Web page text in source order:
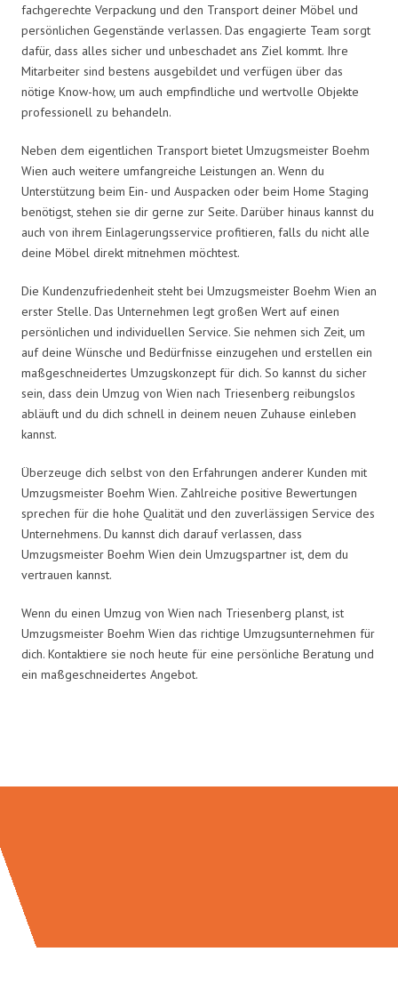
fachgerechte Verpackung und den Transport deiner Möbel und
persönlichen Gegenstände verlassen. Das engagierte Team sorgt
dafür, dass alles sicher und unbeschadet ans Ziel kommt. Ihre
Mitarbeiter sind bestens ausgebildet und verfügen über das
nötige Know-how, um auch empfindliche und wertvolle Objekte
professionell zu behandeln.
Neben dem eigentlichen Transport bietet Umzugsmeister Boehm
Wien auch weitere umfangreiche Leistungen an. Wenn du
Unterstützung beim Ein- und Auspacken oder beim Home Staging
benötigst, stehen sie dir gerne zur Seite. Darüber hinaus kannst du
auch von ihrem Einlagerungsservice profitieren, falls du nicht alle
deine Möbel direkt mitnehmen möchtest.
Die Kundenzufriedenheit steht bei Umzugsmeister Boehm Wien an
erster Stelle. Das Unternehmen legt großen Wert auf einen
persönlichen und individuellen Service. Sie nehmen sich Zeit, um
auf deine Wünsche und Bedürfnisse einzugehen und erstellen ein
maßgeschneidertes Umzugskonzept für dich. So kannst du sicher
sein, dass dein Umzug von Wien nach Triesenberg reibungslos
abläuft und du dich schnell in deinem neuen Zuhause einleben
kannst.
Überzeuge dich selbst von den Erfahrungen anderer Kunden mit
Umzugsmeister Boehm Wien. Zahlreiche positive Bewertungen
sprechen für die hohe Qualität und den zuverlässigen Service des
Unternehmens. Du kannst dich darauf verlassen, dass
Umzugsmeister Boehm Wien dein Umzugspartner ist, dem du
vertrauen kannst.
Wenn du einen Umzug von Wien nach Triesenberg planst, ist
Umzugsmeister Boehm Wien das richtige Umzugsunternehmen für
dich. Kontaktiere sie noch heute für eine persönliche Beratung und
ein maßgeschneidertes Angebot.